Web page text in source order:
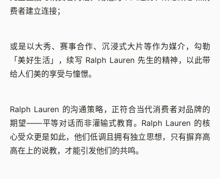
费者建立连接；
或是以大秀、赛事合作、沉浸式大片等作为媒介，勾勒
「美好生活」，续写 Ralph Lauren 先生的精神，以此带
给人们美的享受与憧憬。
Ralph Lauren 的沟通策略，正符合当代消费者对品牌的
期望——平等对话而非灌输式教育。Ralph Lauren 的核
心受众更是如此，他们低调且拥有独立思想，只有摒弃高
高在上的说教，才能引发他们的共鸣。